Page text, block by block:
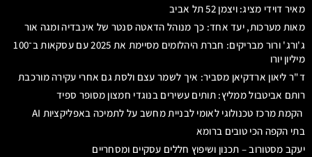
מאיר דוידי מציג: ויצמן 52 תל אביב
מאות מערכות, יעד אחד: כך מנוהל הדאטה סנטר של אינבדיה ומגה אור
ג'ורג' ורור מבריקים: חברת היהלומים מסיימת את 2025 עם עסקאות ב־100
מיליון יורו
ד"ר ליאון ארדקיאן מסביר: איך לשמר עצם ולסת גם אחרי עקירה מורכבת
רותם אביטבול ממליץ: תותים עשירים בנוגדי חמצון מסופר ספיד
הקמת מרכז טכנולוגי לאומי לבניית מחשב על לתמיכה באפליקציות AI
בתי הקפה הכי טובים ברומא
יעקב מסטורוב – תכנון ושיפוץ חללים עסקיים ומסחריים